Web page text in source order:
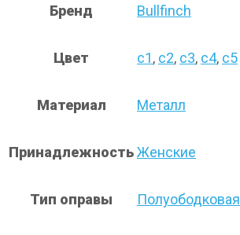
Бренд Bullfinch
Цвет с1, с2, с3, с4, с5
Материал Металл
ПринадлежностьЖенские
Тип оправы Полуободковая